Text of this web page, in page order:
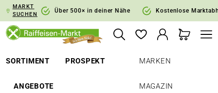
Zur Hauptnavigation springen
MARKT
SUCHEN
Über 500× in deiner Nähe Kostenlose
SORTIMENT PROSPEKT
ANGEBOTE
MARKEN
MAGAZIN